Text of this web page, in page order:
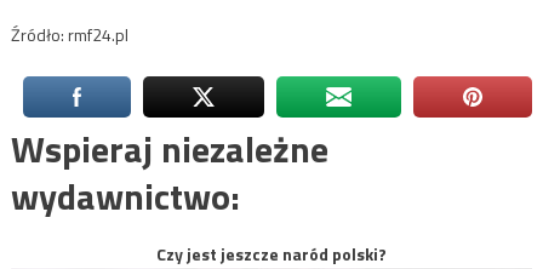
Źródło: rmf24.pl
Wspieraj niezależne
wydawnictwo:
Czy jest jeszcze naród polski?